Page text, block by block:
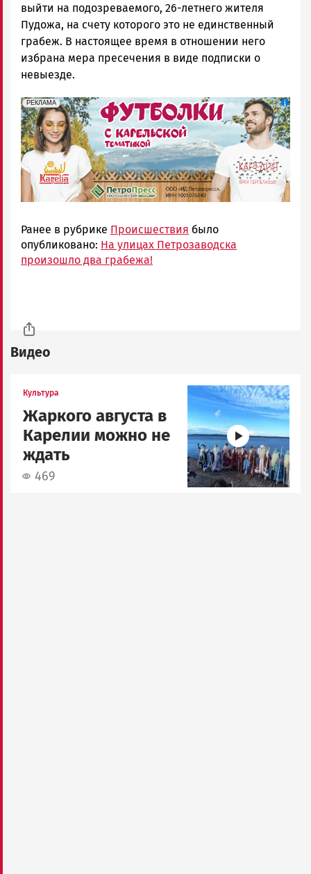
выйти на подозреваемого, 26-летнего жителя
Пудожа, на счету которого это не единственный
грабеж. В настоящее время в отношении него
избрана мера пресечения в виде подписки о
невыезде.
erid: Pb3XmBtzt7qh4nNaikXnuHE1bzSb6Vb4eeL28Ue
РЕКЛАМА
Реклама
Ранее в рубрике Происшествия было
опубликовано: На улицах Петрозаводска
произошло два грабежа!
Видео
Культура
Жаркого августа в
Карелии можно не
ждать
469
Image